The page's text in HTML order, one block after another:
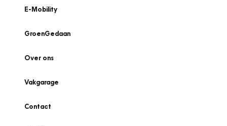
E-Mobility
GroenGedaan
Over ons
Vakgarage
Contact